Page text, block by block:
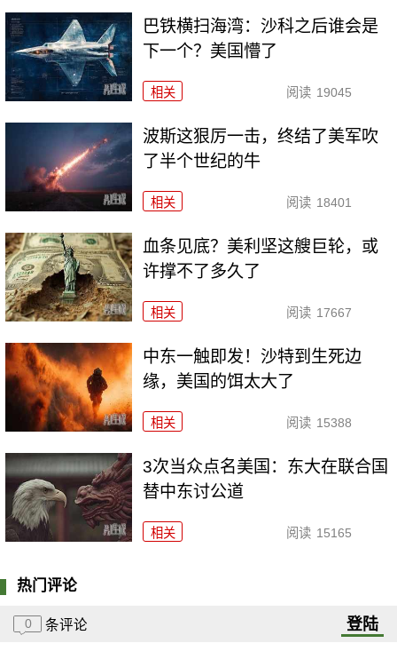
巴铁横扫海湾：沙科之后谁会是
下一个？美国懵了
相关 阅读 19045
波斯这狠厉一击，终结了美军吹
了半个世纪的牛
相关 阅读 18401
血条见底？美利坚这艘巨轮，或
许撑不了多久了
相关 阅读 17667
中东一触即发！沙特到生死边
缘，美国的饵太大了
相关 阅读 15388
3次当众点名美国：东大在联合国
替中东讨公道
相关 阅读 15165
热门评论
0 条评论 登陆